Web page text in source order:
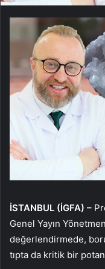
İSTANBUL (İGFA) –
Genel Yayın
değerlendirmede,
tıpta da kritik bir